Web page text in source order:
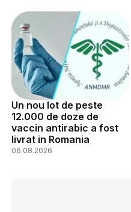
Un nou lot de peste
12.000 de doze de
vaccin antirabic a fost
livrat in Romania
06.08.2026